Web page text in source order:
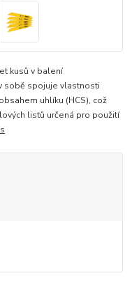
kusů v balení
sobě spojuje vlastnosti
uhlíku (HCS), což
listů určená pro použití